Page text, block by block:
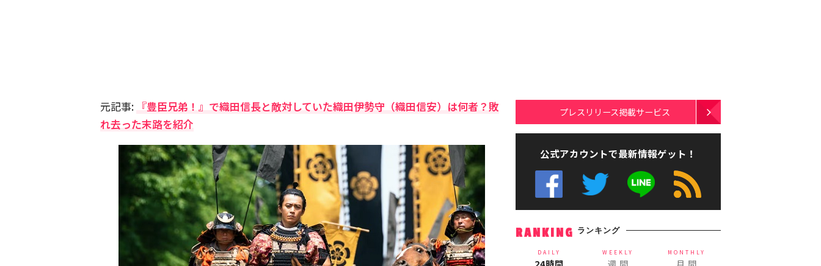
元記事: 『豊臣兄弟！』で織田信長と敵対していた織田伊勢守（織田信安）は何者？敗
れ去った末路を紹介
プレスリリース掲載サービス
公式アカウントで最新情報ゲット！
RANKING ランキング
DAILY
24時間
WEEKLY
週 間
MONTHLY
月 間